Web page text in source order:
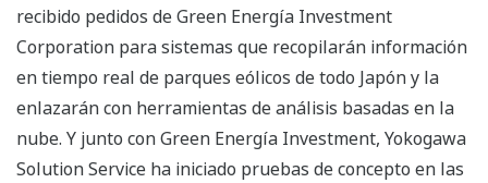
recibido pedidos de Green Energía Investment
Corporation para sistemas que recopilarán información
en tiempo real de parques eólicos de todo Japón y la
enlazarán con herramientas de análisis basadas en la
nube. Y junto con Green Energía Investment, Yokogawa
Solution Service ha iniciado pruebas de concepto en las